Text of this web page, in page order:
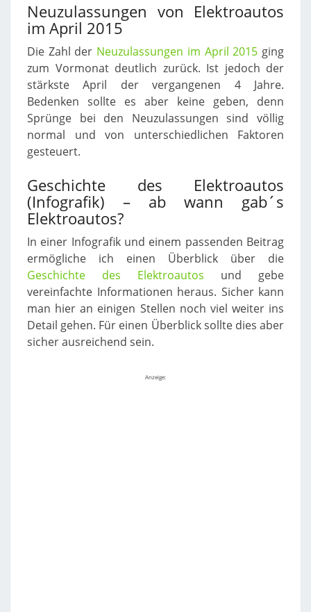
Neuzulassungen von Elektroautos
im April 2015
Die Zahl der Neuzulassungen im April 2015 ging
zum Vormonat deutlich zurück. Ist jedoch der
stärkste April der vergangenen 4 Jahre.
Bedenken sollte es aber keine geben, denn
Sprünge bei den Neuzulassungen sind völlig
normal und von unterschiedlichen Faktoren
gesteuert.
Geschichte des Elektroautos
(Infografik) – ab wann gab´s
Elektroautos?
In einer Infografik und einem passenden Beitrag
ermögliche ich einen Überblick über die
Geschichte des Elektroautos und gebe
vereinfachte Informationen heraus. Sicher kann
man hier an einigen Stellen noch viel weiter ins
Detail gehen. Für einen Überblick sollte dies aber
sicher ausreichend sein.
Anzeige: